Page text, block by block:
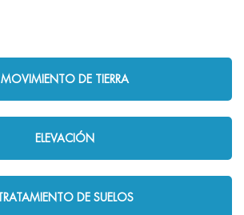
MOVIMIENTO DE TIERRA
ELEVACIÓN
TRATAMIENTO DE SUELOS